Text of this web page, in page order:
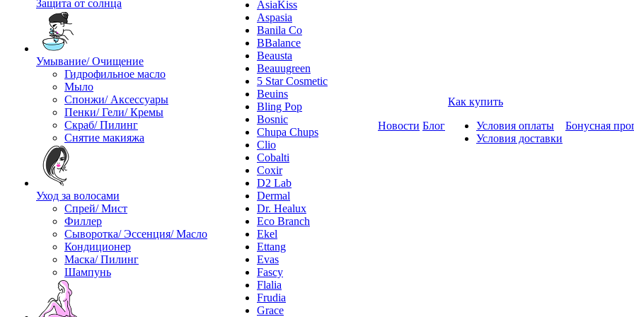
Защита от солнца
Умывание/ Очищение
Гидрофильное масло
Мыло
Спонжи/ Аксессуары
Пенки/ Гели/ Кремы
Скраб/ Пилинг
Снятие макияжа
Уход за волосами
Спрей/ Мист
Филлер
Сыворотка/ Эссенция/ Масло
Кондиционер
Маска/ Пилинг
Шампунь
AsiaKiss
Aspasia
Banila Co
BBalance
Beausta
Beauugreen
5 Star Cosmetic
Beuins
Bling Pop
Bosnic
Chupa Chups
Clio
Cobalti
Coxir
D2 Lab
Dermal
Dr. Healux
Eco Branch
Ekel
Ettang
Evas
Fascy
Flalia
Frudia
Grace
Новости Блог
Как купить
Условия оплаты
Условия доставки
Бонусная